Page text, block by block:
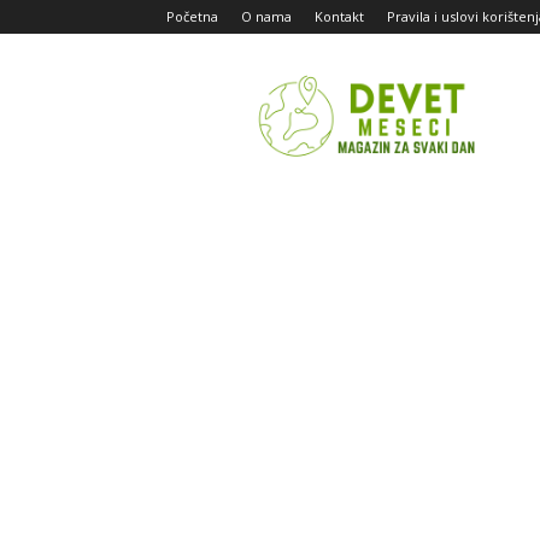
Početna O nama Kontakt Pravila i uslovi
Devet
Meseci